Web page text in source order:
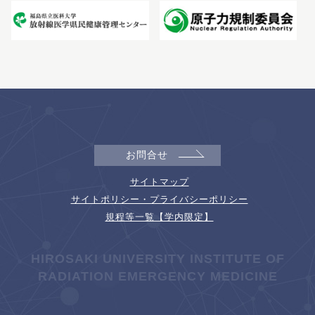
お問合せ
サイトマップ
サイトポリシー・プライバシーポリシー
規程等一覧【学内限定】
HIROSAKI UNIVERSITY INSTITUTE OF
RADIATION EMERGENCY MEDICINE